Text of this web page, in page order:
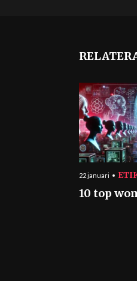
22 januari
10 top